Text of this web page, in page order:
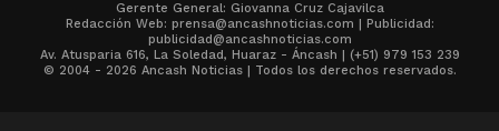
Gerente General: Giovanna Cruz Cajavilca
Redacción Web: prensa@ancashnoticias.com | Publicidad:
publicidad@ancashnoticias.com
Av. Atusparia 616, La Soledad, Huaraz - Áncash | (+51) 979 153 239
© 2004 - 2026 Ancash Noticias | Todos los derechos reservados.